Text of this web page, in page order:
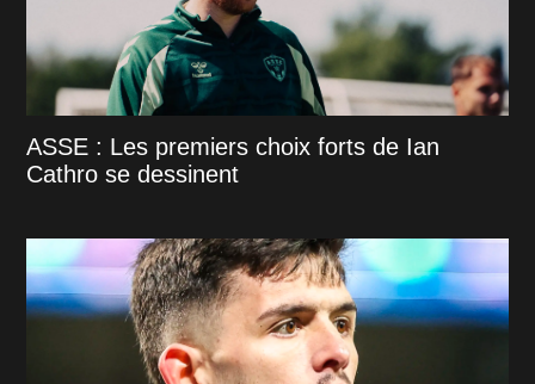
ASSE : Les premiers choix forts de Ian
Cathro se dessinent